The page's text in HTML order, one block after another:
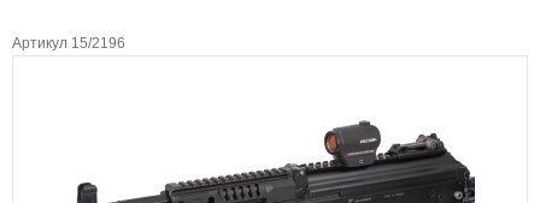
Артикул 15/2196